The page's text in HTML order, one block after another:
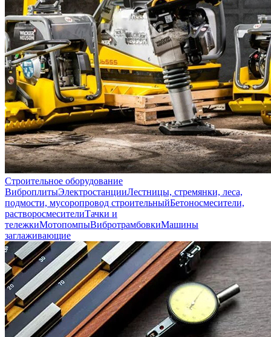
Строительное оборудование
ВиброплитыЭлектростанцииЛестницы, стремянки, леса,
подмости, мусоропровод строительныйБетоносмесители,
растворосмесителиТачки и
тележкиМотопомпыВибротрамбовкиМашины
заглаживающие